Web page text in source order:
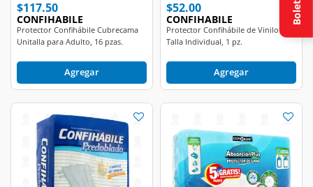
$117.50
CONFIHABILE
Protector Confihábile Cubrecama
Unitalla para Adulto, 16 pzas.
Agregar
$52.00
CONFIHABILE
Protector Confihábile de Vinilo
Talla Individual, 1 pz.
Agregar